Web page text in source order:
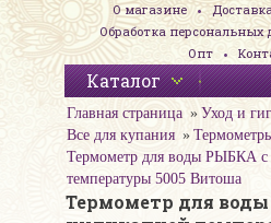
О магазине
Обработка персональных
Опт
Каталог
Главная страница
Уход и
Все для купания
Термометр для воды РЫБКА с
температуры 5005 Витоша
Термометр для